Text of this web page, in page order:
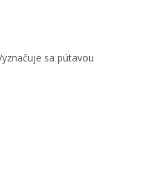
sa pútavou